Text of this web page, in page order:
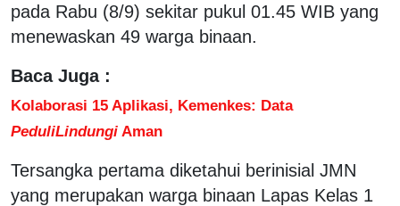
pada Rabu (8/9) sekitar pukul 01.45 WIB yang
menewaskan 49 warga binaan.
Baca Juga :
Kolaborasi 15 Aplikasi, Kemenkes: Data
PeduliLindungi Aman
Tersangka pertama diketahui berinisial JMN
yang merupakan warga binaan Lapas Kelas 1